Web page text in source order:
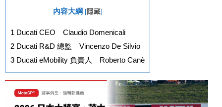
內容大綱 [隱藏]
1
Ducati CEO Claudio Domenicali
2 Ducati R&D 總監 Vincenzo De Silvio
3 Ducati eMobility 負責人 Roberto Canè